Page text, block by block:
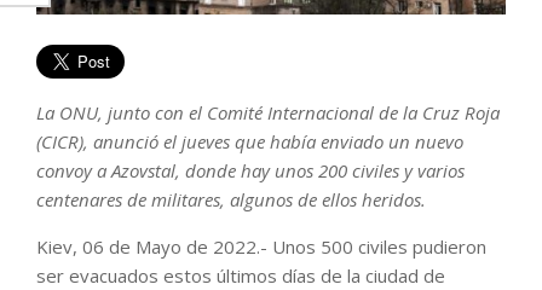
La ONU, junto con el Comité Internacional de la Cruz Roja
(CICR), anunció el jueves que había enviado un nuevo
convoy a Azovstal, donde hay unos 200 civiles y varios
centenares de militares, algunos de ellos heridos.
Kiev, 06 de Mayo de 2022.- Unos 500 civiles pudieron
ser evacuados estos últimos días de la ciudad de